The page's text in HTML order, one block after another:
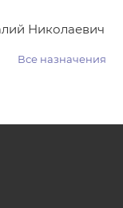
Николаевич
Все назначения